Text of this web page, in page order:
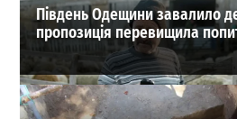
Південь Одещини завалило
пропозиція перевищила